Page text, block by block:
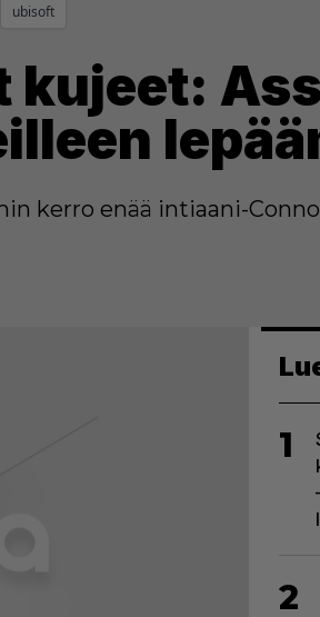
ubisoft
kerro enää intiaani-
1
2